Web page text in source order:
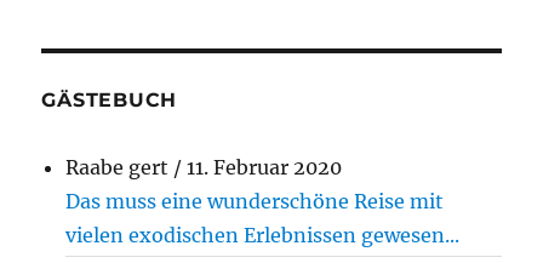
GÄSTEBUCH
Raabe gert /11. Februar 2020
Das muss eine wunderschöne Reise mit
vielen exodischen Erlebnissen gewesen...